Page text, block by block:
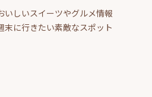
いしいスイーツやグルメ情報
末に行きたい素敵なスポット